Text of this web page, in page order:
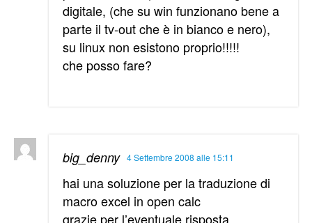
digitale, (che su win funzionano bene a
parte il tv-out che è in bianco e nero),
su linux non esistono proprio!!!!!
che posso fare?
big_denny 4 Settembre 2008 alle 15:11
hai una soluzione per la traduzione di
macro excel in open calc
grazie per l’eventuale risposta